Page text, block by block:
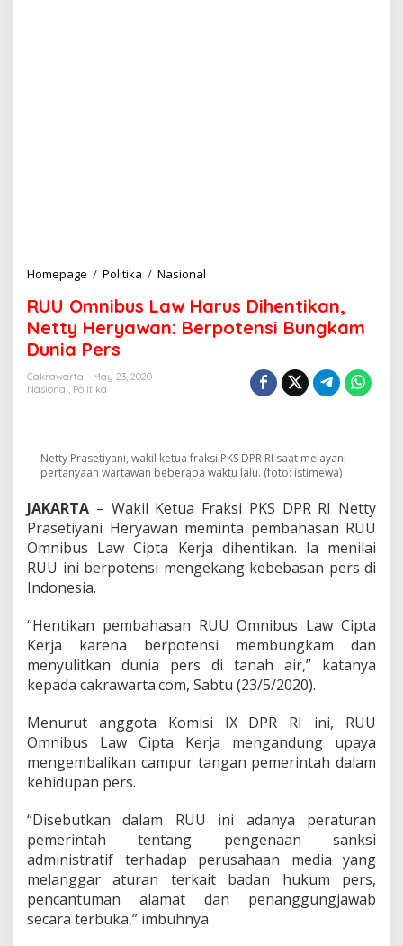
Homepage / Politika / Nasional
U
O
m
a
w
a
r
u
s
D
n
t
k
a
,
N
e
r
y
a
w
a
RUU Omnibus Law Harus Dihentikan,
Netty Heryawan: Berpotensi Bungkam
Dunia Pers
Cakrawarta
May 23, 2020
Nasional, Politika
Netty Prasetiyani, wakil ketua fraksi PKS DPR RI saat melayani
pertanyaan wartawan beberapa waktu lalu. (foto: istimewa)
JAKARTA – Wakil Ketua Fraksi PKS DPR RI Netty
Prasetiyani Heryawan meminta pembahasan RUU
Omnibus Law Cipta Kerja dihentikan. Ia menilai
RUU ini berpotensi mengekang kebebasan pers di
Indonesia.
“Hentikan pembahasan RUU Omnibus Law Cipta
Kerja karena berpotensi membungkam dan
menyulitkan dunia pers di tanah air,” katanya
kepada cakrawarta.com, Sabtu (23/5/2020).
Menurut anggota Komisi IX DPR RI ini, RUU
Omnibus Law Cipta Kerja mengandung upaya
mengembalikan campur tangan pemerintah dalam
kehidupan pers.
“Disebutkan dalam RUU ini adanya peraturan
pemerintah tentang pengenaan sanksi
administratif terhadap perusahaan media yang
melanggar aturan terkait badan hukum pers,
pencantuman alamat dan penanggungjawab
secara terbuka,” imbuhnya.